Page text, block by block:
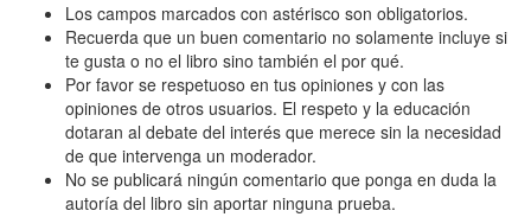
Los campos marcados con astérisco son obligatorios.
Recuerda que un buen comentario no solamente incluye si
te gusta o no el libro sino también el por qué.
Por favor se respetuoso en tus opiniones y con las
opiniones de otros usuarios. El respeto y la educación
dotaran al debate del interés que merece sin la necesidad
de que intervenga un moderador.
No se publicará ningún comentario que ponga en duda la
autoría del libro sin aportar ninguna prueba.